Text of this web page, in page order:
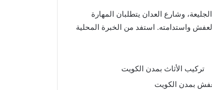
وشارع العدان يتطلبان المهارة
واستدامته. استفد من الخبرة المحلية
تركيب الأثاث بمدن الكويت
بمدن الكويت